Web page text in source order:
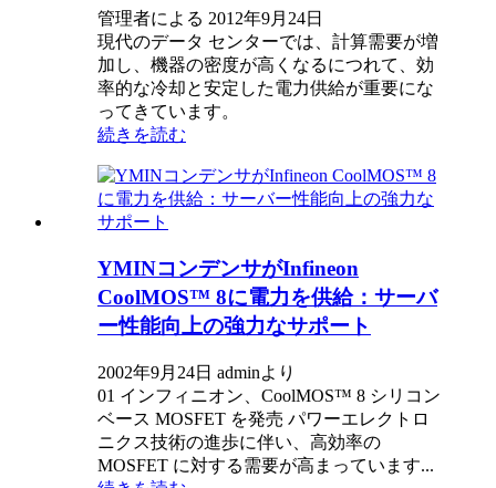
管理者による 2012年9月24日
現代のデータ センターでは、計算需要が増
加し、機器の密度が高くなるにつれて、効
率的な冷却と安定した電力供給が重要にな
ってきています。
続きを読む
YMINコンデンサがInfineon
CoolMOS™ 8に電力を供給：サーバ
ー性能向上の強力なサポート
2002年9月24日 adminより
01 インフィニオン、CoolMOS™ 8 シリコン
ベース MOSFET を発売 パワーエレクトロ
ニクス技術の進歩に伴い、高効率の
MOSFET に対する需要が高まっています...